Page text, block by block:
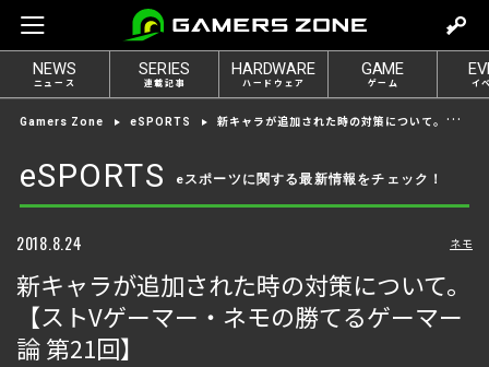
e
t
l
o
n
NEWS
ニュース
SERIES
連載記事
HARDWARE
ハードウェア
GAME
ゲーム イ
Gamers Zone eSPORTS 新キャラが追加された時の対策について。【ストVゲーマー・ネモの勝てるゲーマー論 第21回】
eSPORTS eスポーツに関する最新情報をチェック！
2018.8.24 ネモ
新キャラが追加された時の対策について。
【ストVゲーマー・ネモの勝てるゲーマー
論 第21回】